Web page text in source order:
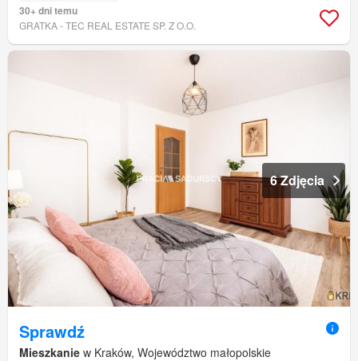
30+ dni temu
GRATKA - TEC REAL ESTATE SP. Z O.O.
6 Zdjęcia
Sprawdź
Mieszkanie w Kraków, Województwo małopolskie